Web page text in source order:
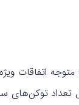
اتفاقات
تعداد توکن‌های